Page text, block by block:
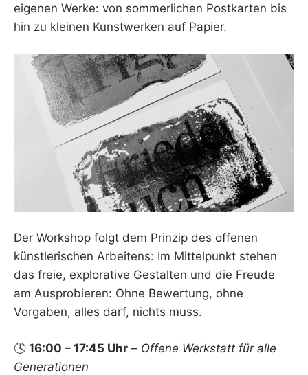
eigenen Werke: von sommerlichen Postkarten bis
hin zu kleinen Kunstwerken auf Papier.
Der Workshop folgt dem Prinzip des offenen
künstlerischen Arbeitens: Im Mittelpunkt stehen
das freie, explorative Gestalten und die Freude
am Ausprobieren: Ohne Bewertung, ohne
Vorgaben, alles darf, nichts muss.
🕓 16:00 – 17:45 Uhr – Offene Werkstatt für alle
Generationen